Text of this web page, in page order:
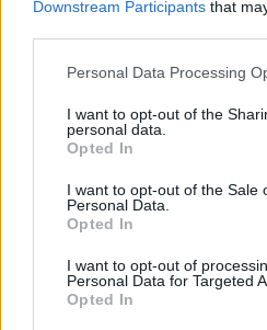
Downstream Participants that
Personal Data Processing
I want to opt-out of the
personal data.
Opted In
I want to opt-out of the Sale
Personal Data.
Opted In
I want to opt-out of
Personal Data for Targeted
Opted In
A keresett cikk a
tartozik, melynek olvasása
Az előfizetés a következőket
Kötéslisták: BÉT elmúlt 2
kötéslistái